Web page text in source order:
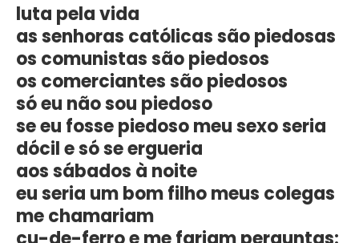
luta pela vida
as senhoras católicas são piedosas
os comunistas são piedosos
os comerciantes são piedosos
só eu não sou piedoso
se eu fosse piedoso meu sexo seria
dócil e só se ergueria
aos sábados à noite
eu seria um bom filho meus colegas
me chamariam